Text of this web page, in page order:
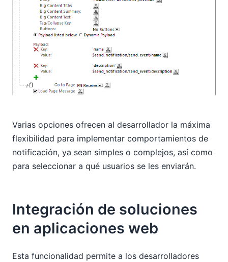
Varias opciones ofrecen al desarrollador la máxima
flexibilidad para implementar comportamientos de
notificación, ya sean simples o complejos, así como
para seleccionar a qué usuarios se les enviarán.
Integración de soluciones
en aplicaciones web
Esta funcionalidad permite a los desarrolladores